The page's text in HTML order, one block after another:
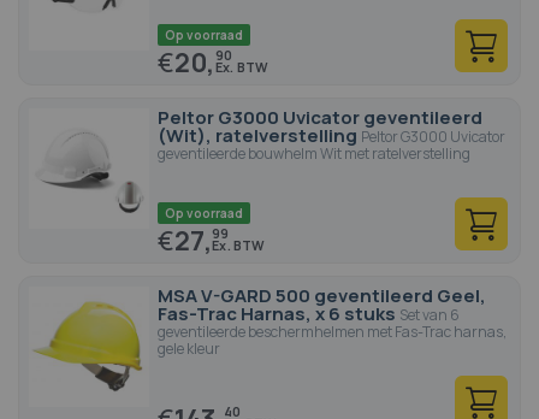
Op voorraad
€20, 90
Peltor G3000 Uvicator geventileerd
(Wit), ratelverstelling Peltor G3000 Uvicator
geventileerde bouwhelm Wit met ratelverstelling
Op voorraad
€27,99
MSA V-GARD 500 geventileerd Geel,
Fas-Trac Harnas, x 6 stuks Set van 6
geventileerde beschermhelmen met Fas-Trac harnas,
gele kleur
40